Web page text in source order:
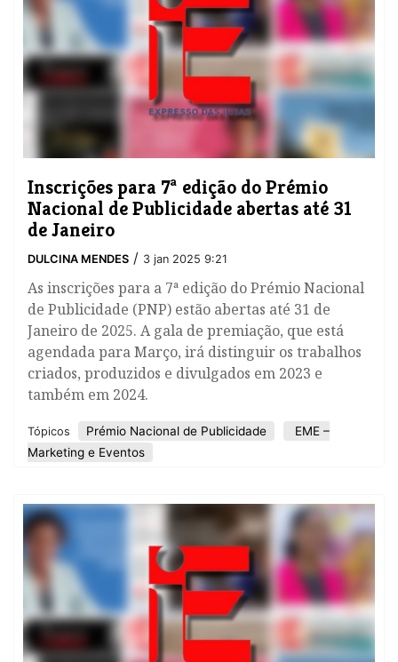
​Inscrições para 7ª edição do Prémio
Nacional de Publicidade abertas até 31
de Janeiro
DULCINA MENDES / 3 jan 2025 9:21
As inscrições para a 7ª edição do Prémio Nacional
de Publicidade (PNP) estão abertas até 31 de
Janeiro de 2025. A gala de premiação, que está
agendada para Março, irá distinguir os trabalhos
criados, produzidos e divulgados em 2023 e
também em 2024.
Tópicos Prémio Nacional de Publicidade
EME –
Marketing e Eventos